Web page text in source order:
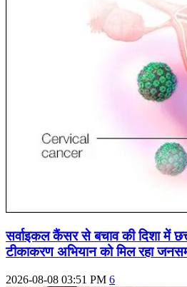
सर्वाइकल कैंसर से बचाव की दिशा में
टीकाकरण अभियान को मिल रहा
2026-08-08 03:51 PM 6